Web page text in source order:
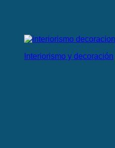
Interiorismo y decoración